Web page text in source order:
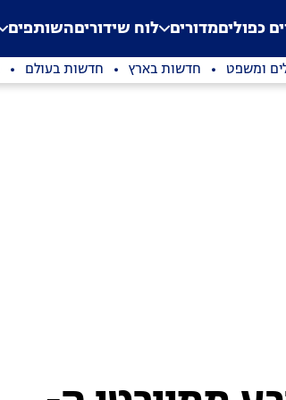
Application error: a
. כפוליםמדורים לוח שידוריםהשותפים
ומשפט חדשות בארץ חדשות בעולם